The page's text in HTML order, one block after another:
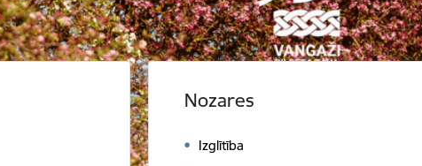
Nozares
Izglītība